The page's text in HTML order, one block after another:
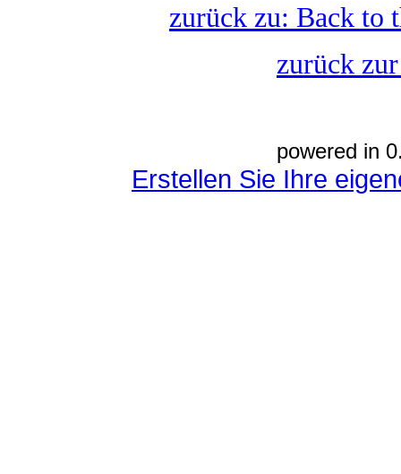
zurück zu: Back to
zurück
powered in
Erstellen Sie Ihre